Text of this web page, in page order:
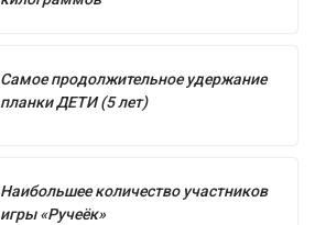
Самое продолжительное удержание
планки ДЕТИ (5 лет)
Наибольшее количество участников
игры «Ручеёк»